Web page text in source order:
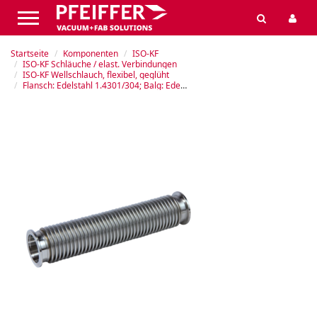
Startseite Komponenten
ISO-KF
ISO-KF Schläuche / elast. Verbindungen
ISO-KF Wellschlauch, flexibel, geglüht
Flansch: Edelstahl 1.4301/304; Balg: Edelstahl 316L